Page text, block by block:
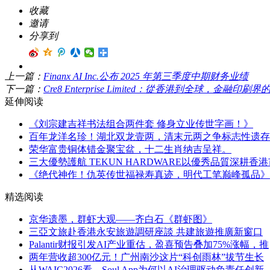
收藏
邀请
分享到
上一篇： Finanx AI Inc.公布 2025 年第三季度中期财务业绩
下一篇： Cre8 Enterprise Limited：從香港到全球，金融印刷界
延伸阅读
《刘宗建吉祥书法组合两件套 修身立业传世字画！》
百年龙洋名珍！湖北双龙壹两，清末元两之争标志性遗存
荣华富贵铜体错金聚宝盆，十二生肖纳吉呈祥。
三大優勢護航 TEKUN HARDWARE以優秀品質深耕香
《绝代神作！仇英传世福禄寿真迹，明代工笔巅峰孤品》
精选阅读
京华遗墨，群虾大观——齐白石《群虾图》
三亞文旅赴香港永安旅遊調研座談 共建旅遊推廣新窗口
Palantir财报引发AI产业重估，盈喜预告叠加75%涨幅，推
两年营收超300亿元！广州南沙这片“科创雨林”拔节生长